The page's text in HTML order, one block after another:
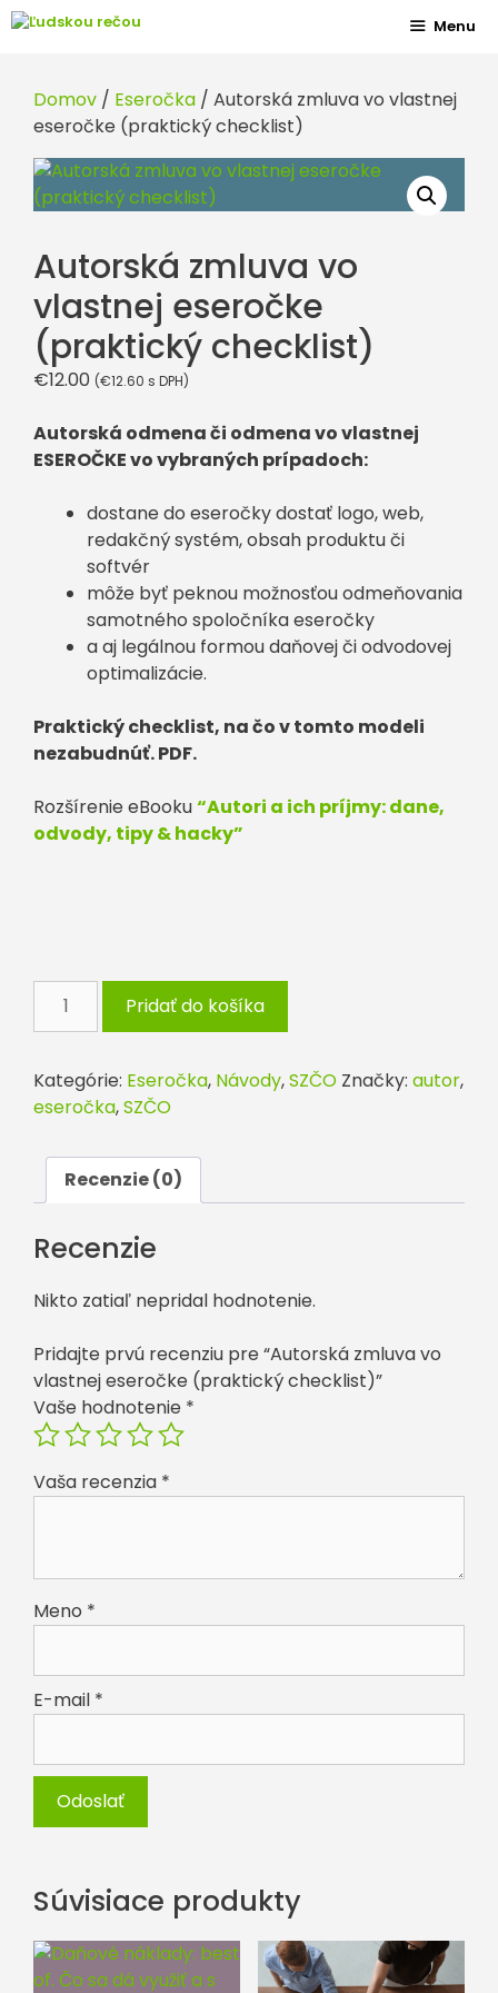
Preskočiť
Menu
Domov / Eseročka / Autorská zmluva vo vlastnej
eseročke (praktický checklist)
Autorská zmluva vo
vlastnej eseročke
(praktický checklist)
€12.00 (€12.60 s DPH)
Autorská odmena či odmena vo vlastnej
ESEROČKE vo vybraných prípadoch:
dostane do eseročky dostať logo, web,
redakčný systém, obsah produktu či
softvér
môže byť peknou možnosťou odmeňovania
samotného spoločníka eseročky
a aj legálnou formou daňovej či odvodovej
optimalizácie.
Praktický checklist, na čo v tomto modeli
nezabudnúť. PDF.
Rozšírenie eBooku“Autori a ich príjmy: dane,
odvody, tipy & hacky”
množstvo
Autorská
vo
vlastnej
(praktický
checklist)
Pridať do košíka
Kategórie: Eseročka, Návody,SZČO Značky: autor,
eseročka,SZČO
Recenzie (0)
Recenzie
Nikto zatiaľ nepridal hodnotenie.
Pridajte prvú recenziu pre “Autorská zmluva vo
vlastnej eseročke (praktický checklist)”
Vaše hodnotenie *
Vaša recenzia *
Meno *
E-mail *
Súvisiace produkty